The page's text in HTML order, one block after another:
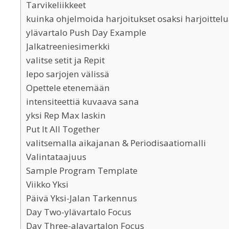
Tarvikeliikkeet
kuinka ohjelmoida harjoitukset osaksi
ylävartalo Push Day Example
Jalkatreeniesimerkki
valitse setit ja Repit
lepo sarjojen välissä
Opettele etenemään
intensiteettiä kuvaava sana
yksi Rep Max laskin
Put It All Together
valitsemalla aikajanan & Periodisaatiomalli
Valintataajuus
Sample Program Template
Viikko Yksi
Päivä Yksi-Jalan Tarkennus
Day Two-ylävartalo Focus
Day Three-alavartalon Focus